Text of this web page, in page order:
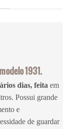
1931.
dias, feita em
Possui grande
e
de guardar